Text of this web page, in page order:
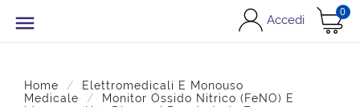
 Accedi
0
Home
Elettromedicali E Monouso
Medicale
Monitor Ossido Nitrico (FeNO) E